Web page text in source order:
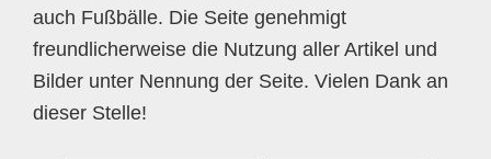
auch Fußbälle. Die Seite genehmigt
freundlicherweise die Nutzung aller Artikel und
Bilder unter Nennung der Seite. Vielen Dank an
dieser Stelle!